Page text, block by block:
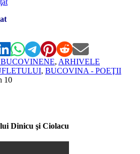
, ARHIVELE
, BUCOVINA - POEŢII
10
Dinicu şi Ciolacu